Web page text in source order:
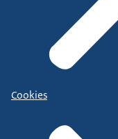
Cookies